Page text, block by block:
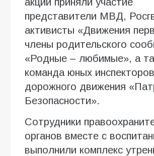
представители МВД,
активисты «Движения
члены родительского
«Родные – любимые», а
команда юных инспекторов
дорожного движения
Безопасности».
Сотрудники
органов вместе с
выполнили комплекс